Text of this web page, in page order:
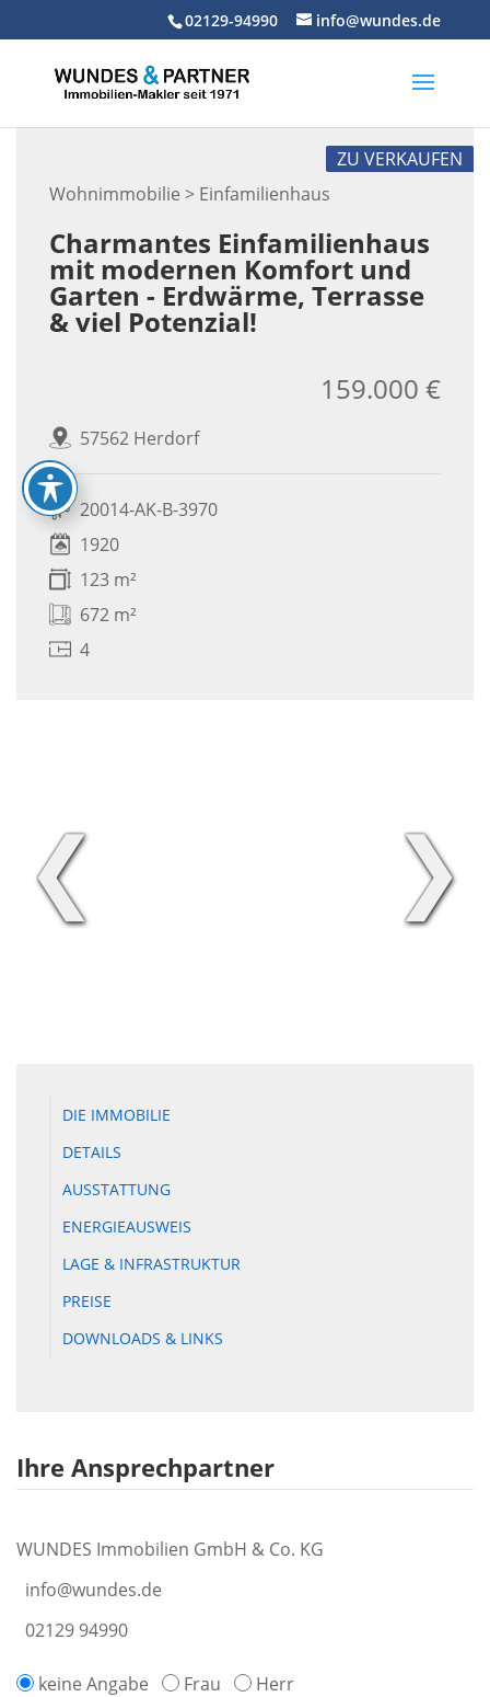
02129-94990 info@wundes.de
Wohnimmobilie > Einfamilienhaus
ZU VERKAUFEN
Charmantes Einfamilienhaus
mit modernen Komfort und
Garten - Erdwärme, Terrasse
& viel Potenzial!
57562 Herdorf
159.000 €
20014-AK-B-3970
1920
123 m²
672 m²
4
❮ ❯
DIE IMMOBILIE
DETAILS
AUSSTATTUNG
ENERGIEAUSWEIS
LAGE & INFRASTRUKTUR
PREISE
DOWNLOADS & LINKS
Ihre Ansprechpartner
WUNDES Immobilien GmbH & Co. KG
info@wundes.de
02129 94990
keine Angabe Frau Herr